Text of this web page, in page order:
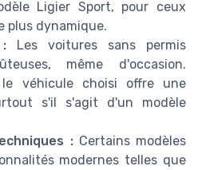
Ligier Sport, pour ceux
plus dynamique.
Les voitures sans permis
même d'occasion.
véhicule choisi offre une
s'il s'agit d'un modèle
:Certains modèles
modernes telles que